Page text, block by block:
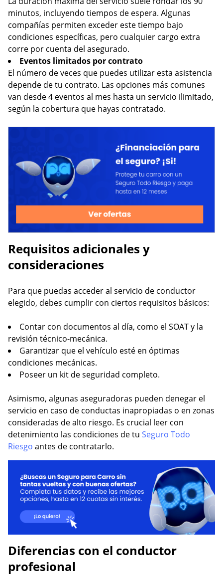
minutos, incluyendo tiempos de espera. Algunas
compañías permiten exceder este tiempo bajo
condiciones específicas, pero cualquier cargo extra
corre por cuenta del asegurado.
Eventos limitados por contrato
El número de veces que puedes utilizar esta asistencia
depende de tu contrato. Las opciones más comunes
van desde 4 eventos al mes hasta un servicio ilimitado,
según la cobertura que hayas contratado.
Requisitos adicionales y
consideraciones
Para que puedas acceder al servicio de conductor
elegido, debes cumplir con ciertos requisitos básicos:
Contar con documentos al día, como el SOAT y la
revisión técnico-mecánica.
Garantizar que el vehículo esté en óptimas
condiciones mecánicas.
Poseer un kit de seguridad completo.
Asimismo, algunas aseguradoras pueden denegar el
servicio en caso de conductas inapropiadas o en zonas
consideradas de alto riesgo. Es crucial leer con
detenimiento las condiciones de tu Seguro Todo
Riesgo antes de contratarlo.
Diferencias con el conductor
profesional